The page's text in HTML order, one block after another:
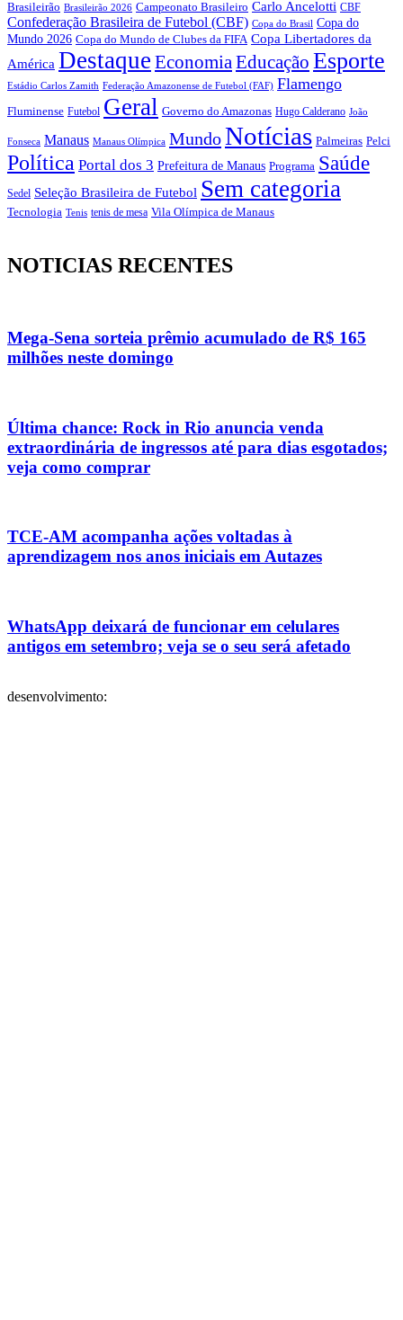
Brasileirão Brasileirão 2026 Campeonato Brasileiro Carlo Ancelotti CBF
Confederação Brasileira de Futebol (CBF) Copa do Brasil Copa do
Mundo 2026 Copa do Mundo de Clubes da FIFA Copa Libertadores da
América Destaque EconomiaEducação Esporte
Estádio Carlos Zamith Federação Amazonense de Futebol (FAF) Flamengo
Fluminense Futebol Geral Governo do Amazonas Hugo Calderano João
Fonseca Manaus Manaus Olímpica MundoNotícias Palmeiras Pelci
Política Portal dos 3 Prefeitura de Manaus Programa Saúde
Sedel Seleção Brasileira de Futebol Sem categoria
Tecnologia Tenis tenis de mesa Vila Olímpica de Manaus
NOTICIAS RECENTES
Mega-Sena sorteia prêmio acumulado de R$ 165
milhões neste domingo
Última chance: Rock in Rio anuncia venda
extraordinária de ingressos até para dias esgotados;
veja como comprar
TCE-AM acompanha ações voltadas à
aprendizagem nos anos iniciais em Autazes
WhatsApp deixará de funcionar em celulares
antigos em setembro; veja se o seu será afetado
desenvolvimento: